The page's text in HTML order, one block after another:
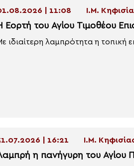
| 11:08 Ι.Μ.
Εορτή του Αγίου Τιμοθέου
ιδιαίτερη λαμπρότητα η
| 16:21 Ι.Μ.
η πανήγυρη του Αγίου